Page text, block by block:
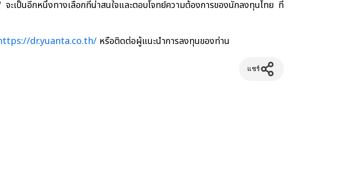
เป็นอีกหนึ่งทางเลือกที่น่าสนใจและตอบโจทย์ความต้องการของนักลงทุนไทย ที่
dr.yuanta.co.th/ หรือติดต่อผู้แนะนำการลงทุนของท่าน
แชร์